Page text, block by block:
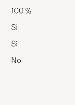
100 %
Sì
Sì
No